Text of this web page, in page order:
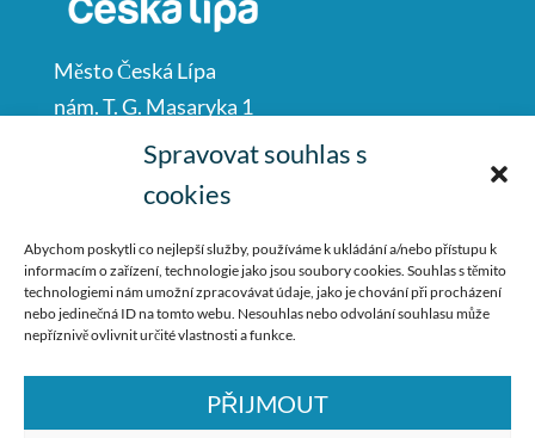
Spravovat souhlas s
cookies
Abychom poskytli co nejlepší služby, používáme k ukládání a/nebo přístupu k
informacím o zařízení, technologie jako jsou soubory cookies. Souhlas s těmito
technologiemi nám umožní zpracovávat údaje, jako je chování při procházení
nebo jedinečná ID na tomto webu. Nesouhlas nebo odvolání souhlasu může
nepříznivě ovlivnit určité vlastnosti a funkce.
PŘIJMOUT
Město Česká Lípa
nám. T. G. Masaryka 1
Česká Lípa
487 881 111
podatelna@mucl.cz